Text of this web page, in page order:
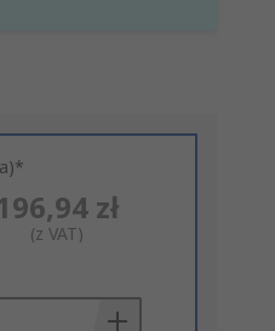
zł
(z VAT)